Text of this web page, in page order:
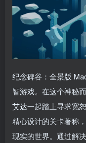
纪念碑谷：全景版
智游戏。在这个神秘
艾达一起踏上寻求宽
精心设计的关卡著称
现实的世界。通过解